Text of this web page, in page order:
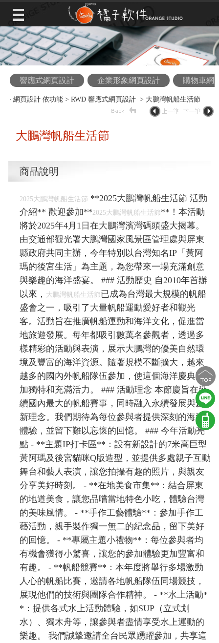
響應式網頁設計 企業形象網頁設計 購物車網
‧ 網頁設計 依功能> RWD 響應式網頁設計 > 大鵬灣帆船生活節
大鵬灣帆船生活節
商品說明
2025大鵬灣帆船生活節 **2025大鵬灣帆船生活節 活動
介紹** 歡迎參加**2025大鵬灣帆船生活節**！本活動
將於2025年4月1日在大鵬灣濱灣碼頭盛大揭幕。
由交通部觀光署大鵬灣國家風景區管理處與屏東
縣政府共同主辦，今年特別以台灣知名IP「黃阿
瑪的後宮生活」為主題，為您帶來一場充滿創意
與樂趣的海洋盛宴。 ### 活動歷史 自2010年首辦
以來， 大鵬灣帆船生活節已成為台灣最大規模的帆船
盛會之一，吸引了大量帆船運動愛好者和觀光
客。活動旨在推廣帆船運動和海洋文化，促進當
地旅遊發展。每年都吸引數萬名參觀者，透過多
樣精彩的活動與表演，展示大鵬灣的優美自然環
境及豐富的海洋資源。隨著規模不斷擴大，越來
越多的國內外帆船隊伍參加，使這個海洋慶典更
加獨特和充滿活力。 ### 活動理念 本節慶旨在延
續國內最大的帆船賽事，同時融入永續發展與創
新理念。我們期待為每位參與者提供深刻的海洋
體驗，並留下難以忘懷的回憶。 ### 今年活動亮
點 - **主題IP打卡區**：設有新設計的7米高巨型
黃阿瑪及後宮貓咪Q版造型，並提供多處親子互動
舞台和藝人表演，讓您拍攝有趣的照片，與親友
分享美好時刻。 - **在地美食市集**：結合屏東
的地道美食，讓您品嚐當地特色小吃，體驗台灣
的美味風情。 - **手作工藝體驗**：參加手作工
藝活動，親手製作獨一無二的紀念品，留下美好
的回憶。 - **專屬主題小禮物**：每位參與者均
有機會獲得小驚喜，讓您的參加體驗更加豐富和
有趣。 - **帆船競賽**：本年度將舉行多場激動
人心的帆船比賽，邀請各地帆船隊伍同場競技，
展現他們的技術與團隊合作精神。 - **水上活動*
*：提供各式水上活動體驗，如SUP（立式划
水）、獨木舟等，讓參與者盡情享受水上運動的
樂趣。 我們誠摯邀請全台民眾踴躍參加，共享這